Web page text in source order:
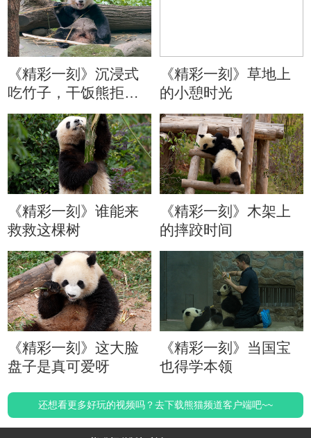
《精彩一刻》沉浸式
吃竹子，干饭熊拒绝
分心
《精彩一刻》草地上
的小憩时光
《精彩一刻》谁能来
救救这棵树
《精彩一刻》木架上
的摔跤时间
《精彩一刻》这大脸
盘子是真可爱呀
《精彩一刻》当国宝
也得学本领
还想看更多好玩的视频吗？去下载熊猫频道客户端吧~~